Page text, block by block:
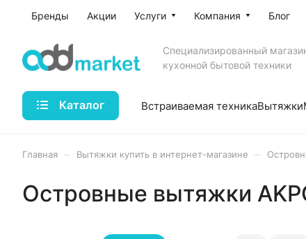
Бренды Акции Услуги Компания Блог
Специализированный
кухонной бытовой техники
Каталог Встраиваемая техникаВытяжки
Главная Вытяжки купить в интернет-магазине
Островные вытяжки